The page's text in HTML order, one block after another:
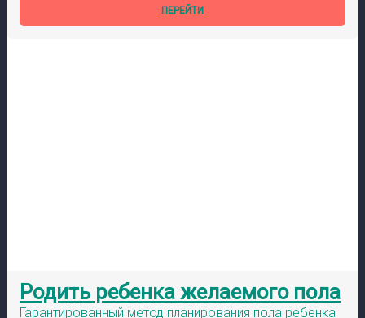
ПЕРЕЙТИ
Родить ребенка желаемого пола
Гарантированный метод планирования пола ребенка